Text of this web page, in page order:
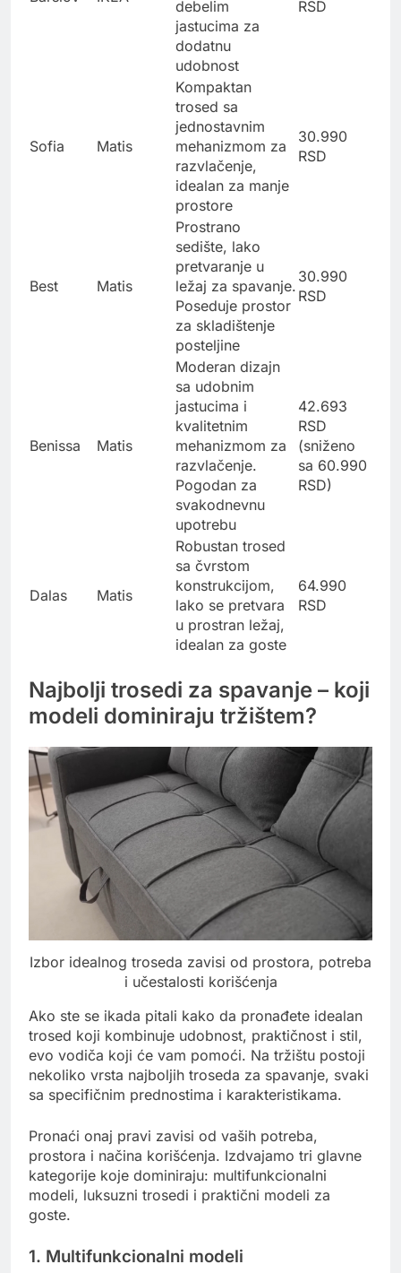
debelim
jastucima za
dodatnu
udobnost
RSD
Sofia Matis
Kompaktan
trosed sa
jednostavnim
mehanizmom za
razvlačenje,
idealan za manje
prostore
30.990
RSD
Best Matis
Prostrano
sedište, lako
pretvaranje u
ležaj za spavanje.
Poseduje prostor
za skladištenje
posteljine
30.990
RSD
Benissa Matis
Moderan dizajn
sa udobnim
jastucima i
kvalitetnim
mehanizmom za
razvlačenje.
Pogodan za
svakodnevnu
upotrebu
42.693
RSD
(sniženo
sa 60.990
RSD)
Dalas Matis
Robustan trosed
sa čvrstom
konstrukcijom,
lako se pretvara
u prostran ležaj,
idealan za goste
64.990
RSD
Najbolji trosedi za spavanje – koji
modeli dominiraju tržištem?
Izbor idealnog troseda zavisi od prostora, potreba
i učestalosti korišćenja
Ako ste se ikada pitali kako da pronađete idealan
trosed koji kombinuje udobnost, praktičnost i stil,
evo vodiča koji će vam pomoći. Na tržištu postoji
nekoliko vrsta najboljih troseda za spavanje, svaki
sa specifičnim prednostima i karakteristikama.
Pronaći onaj pravi zavisi od vaših potreba,
prostora i načina korišćenja. Izdvajamo tri glavne
kategorije koje dominiraju: multifunkcionalni
modeli, luksuzni trosedi i praktični modeli za
goste.
1. Multifunkcionalni modeli